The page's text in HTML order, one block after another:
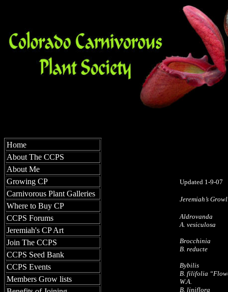
Home
About The CCPS
About Me
Growing CP
Carnivorous Plant Galleries
Where to Buy CP
CCPS Forums
Jeremiah's CP Art
Join The CCPS
CCPS Seed Bank
CCPS Events
Members Grow lists
Updated 1-9-07
Jeremiah’s
Aldrovanda
A. vesiculosa
Brocchinia
B. reducte
Bybilis
B. filifolia
W.A.
B. liniflora